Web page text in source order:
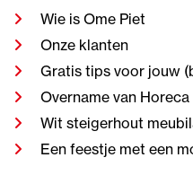
Wie is Ome Piet
Onze klanten
Gratis tips voor jouw
Overname van
Wit steigerhout
Een feestje met een